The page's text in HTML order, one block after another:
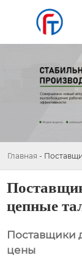
Главная -
цепные
Поставщики
цены